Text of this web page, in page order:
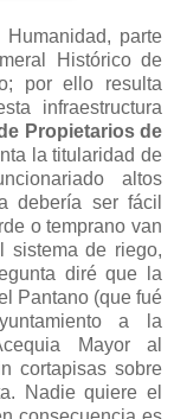
parte
Histórico de
por ello resulta
infraestructura
Propietarios de
la titularidad de
altos
debería ser fácil
o temprano van
sistema de riego,
diré que la
Pantano (que fué
a la
Mayor al
cortapisas sobre
Nadie quiere el